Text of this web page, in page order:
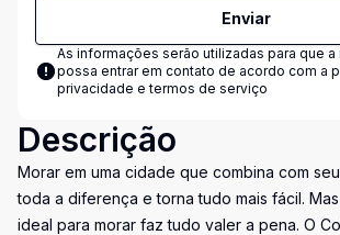
Enviar
As informações serão utilizadas para que
possa entrar em contato de acordo com a
privacidade e termos de serviço
Descrição
Morar em uma cidade que combina com
toda a diferença e torna tudo mais fácil.
ideal para morar faz tudo valer a pena. O